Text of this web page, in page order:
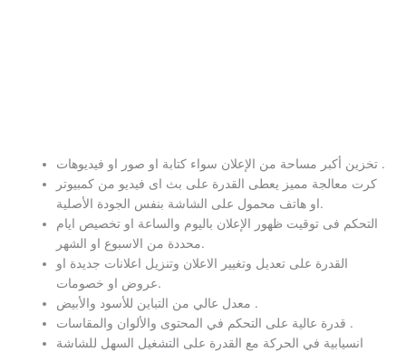
تخزين أكبر مساحة من الإعلان سواء كتابة او صور او فيديوهات .
كرت معالجة مميز يعطى القدرة على بث اى فيديو من كمبيوتر
او هاتف محمول على الشاشة بنفس الجودة الأصلية.
التحكم فى توقيت ظهور الإعلان باليوم والساعة او تخصيص ايام
محددة من الاسبوع او الشهر.
القدرة على تعديل وتغيير الاعلان وتنزيل اعلانات جديدة او
عروض او خصومات.
معدل عالي من التباين للأسود والأبيض .
قدرة عالية على التحكم في المحتوى والألوان والمقاسات .
انسيابية في الحركة مع القدرة على التشغيل السهل للشاشة